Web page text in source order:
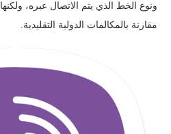
ونوع الخط الذي يتم الاتصال عبره،
مقارنة بالمكالمات الدولية التقليدية.